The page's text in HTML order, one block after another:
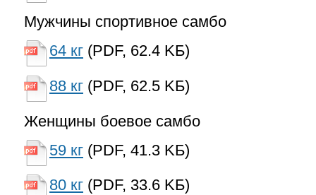
Мужчины спортивное самбо
64 кг (PDF, 62.4 KБ)
88 кг (PDF, 62.5 KБ)
Женщины боевое самбо
59 кг (PDF, 41.3 KБ)
80 кг (PDF, 33.6 KБ)